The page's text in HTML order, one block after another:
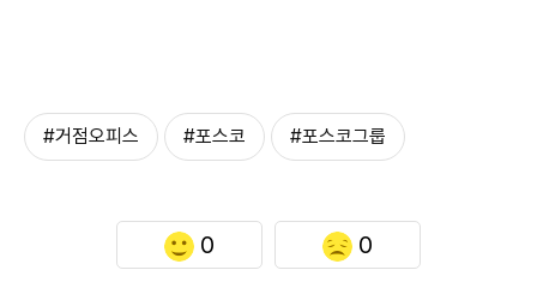
#거점오피스 #포스코 #포스코그룹
0 0